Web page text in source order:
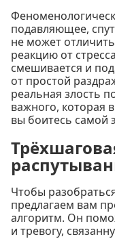
подавляющее,
не может
реакцию от
смешивается и
от простой
реальная злость
важного, которая
вы боитесь самой
Чтобы
предлагаем вам
алгоритм. Он
и тревогу,